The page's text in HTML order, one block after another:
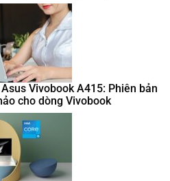
Vivobook A415: Phiên bản
cho dòng Vivobook